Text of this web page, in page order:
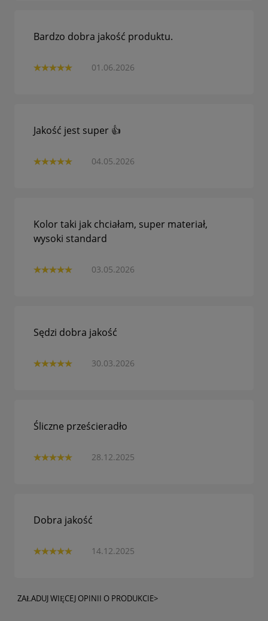
01.06.2026
Bardzo dobra jakość produktu.
04.05.2026
Jakość jest super 👍
03.05.2026
Kolor taki jak chciałam, super materiał,
wysoki standard
30.03.2026
Sędzi dobra jakość
28.12.2025
Śliczne prześcieradło
14.12.2025
Dobra jakość
ZAŁADUJ WIĘCEJ OPINII O PRODUKCIE>